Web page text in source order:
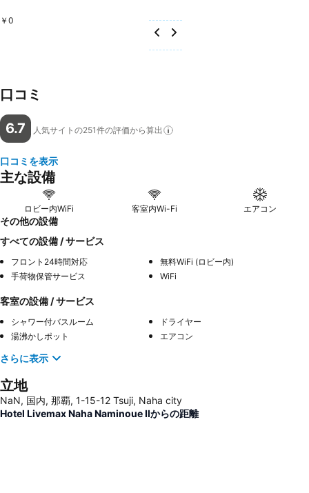
￥0
口コミ
6.7 人気サイトの251件の評価から算出
口コミを表示
主な設備
ロビー内WiFi 客室内Wi-Fi エアコン
その他の設備
すべての設備 / サービス
フロント24時間対応
無料WiFi (ロビー内)
手荷物保管サービス
WiFi
客室の設備 / サービス
シャワー付バスルーム
ドライヤー
湯沸かしポット
エアコン
さらに表示
立地
NaN, 国内, 那覇, 1-15-12 Tsuji, Naha city
Hotel Livemax Naha Naminoue Ⅱからの距離